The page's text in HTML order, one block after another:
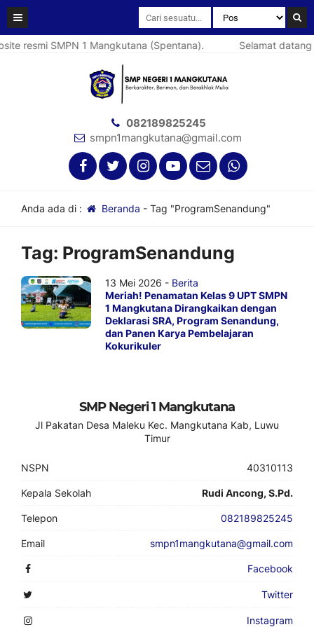
resmi SMPN 1 Mangkutana (Spentana). Selamat datang
082189825245
smpn1mangkutana@gmail.com
Anda ada di : Beranda - Tag "ProgramSenandung"
Tag: ProgramSenandung
13 Mei 2026 - Berita
Meriah! Penamatan Kelas 9 UPT SMPN
1 Mangkutana Dirangkaikan dengan
Deklarasi SRA, Program Senandung,
dan Panen Karya Pembelajaran
Kokurikuler
SMP Negeri 1 Mangkutana
Jl Pakatan Desa Maleku Kec. Mangkutana Kab, Luwu
Timur
NSPN 40310113
Kepala Sekolah Rudi Ancong, S.Pd.
Telepon 082189825245
Email smpn1mangkutana@gmail.com
Facebook
Twitter
Instagram